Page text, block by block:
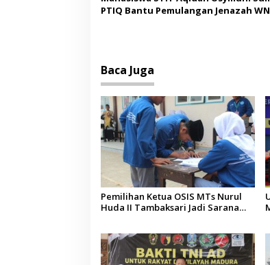
PTIQ Bantu Pemulangan Jenazah
Baca Juga
Pemilihan Ketua OSIS MTs Nurul
Huda II Tambaksari Jadi Sarana